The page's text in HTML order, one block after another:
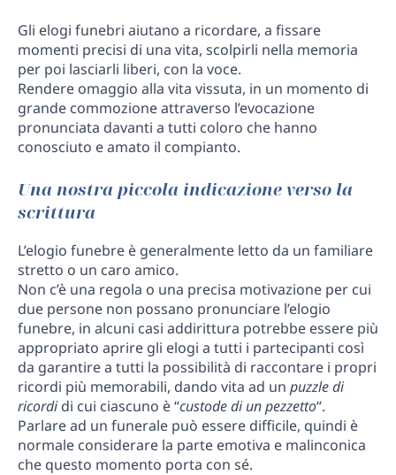
Gli elogi funebri aiutano a ricordare, a fissare
momenti precisi di una vita, scolpirli nella memoria
per poi lasciarli liberi, con la voce.
Rendere omaggio alla vita vissuta, in un momento di
grande commozione attraverso l’evocazione
pronunciata davanti a tutti coloro che hanno
conosciuto e amato il compianto.
Una nostra piccola indicazione verso la
scrittura
L’elogio funebre è generalmente letto da un familiare
stretto o un caro amico.
Non c’è una regola o una precisa motivazione per cui
due persone non possano pronunciare l’elogio
funebre, in alcuni casi addirittura potrebbe essere più
appropriato aprire gli elogi a tutti i partecipanti così
da garantire a tutti la possibilità di raccontare i propri
ricordi più memorabili, dando vita ad un puzzle di
ricordidi cui ciascuno è “custode di un pezzetto“.
Parlare ad un funerale può essere difficile, quindi è
normale considerare la parte emotiva e malinconica
che questo momento porta con sé.